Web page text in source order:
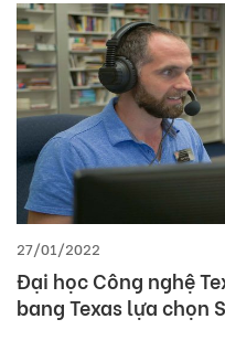
27/01/2022
Đại học Công nghệ
bang Texas lựa chọn